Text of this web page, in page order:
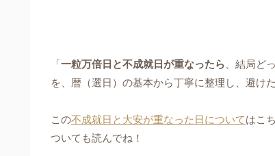
「一粒万倍日と不成就日が重なったら 、結局ど
を、暦（選日）の基本から丁寧に整理し、避け
この不成就日と大安が重なった日についてはこ
ついても読んでね！